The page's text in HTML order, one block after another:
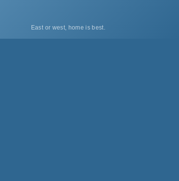
East or west, home is best.